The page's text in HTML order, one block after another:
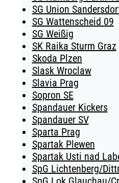
SG Union
SG Wattenscheid 09
SG Weißig
SK Raika Sturm Graz
Skoda Plzen
Slask Wroclaw
Slavia Prag
Sopron SE
Spandauer Kickers
Spandauer SV
Sparta Prag
Spartak Plewen
Spartak Usti nad
SpG Lichtenberg/